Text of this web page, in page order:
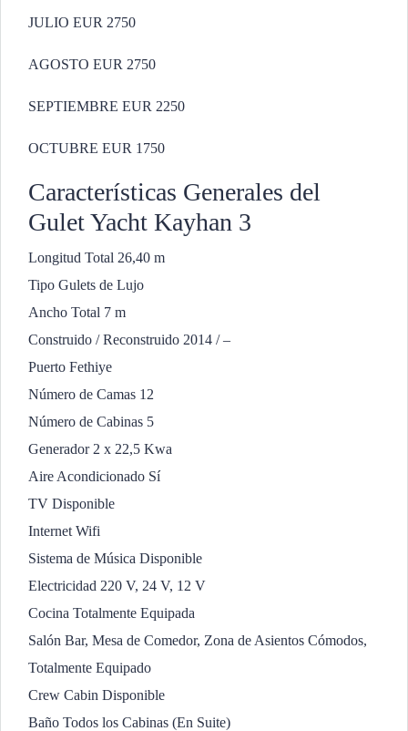
JULIO EUR 2750
AGOSTO EUR 2750
SEPTIEMBRE EUR 2250
OCTUBRE EUR 1750
Características Generales del
Gulet Yacht Kayhan 3
Longitud Total 26,40 m
Tipo Gulets de Lujo
Ancho Total 7 m
Construido / Reconstruido 2014 / –
Puerto Fethiye
Número de Camas 12
Número de Cabinas 5
Generador 2 x 22,5 Kwa
Aire Acondicionado Sí
TV Disponible
Internet Wifi
Sistema de Música Disponible
Electricidad 220 V, 24 V, 12 V
Cocina Totalmente Equipada
Salón Bar, Mesa de Comedor, Zona de Asientos Cómodos,
Totalmente Equipado
Crew Cabin Disponible
Baño Todos los Cabinas (En Suite)